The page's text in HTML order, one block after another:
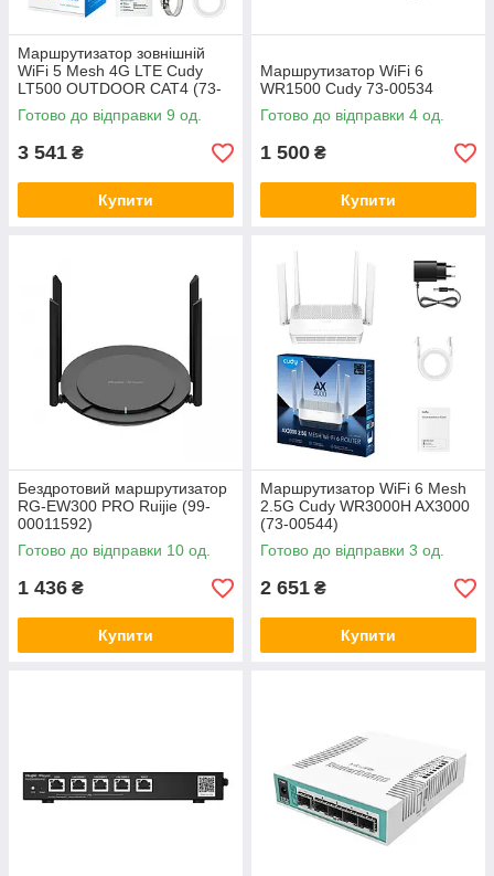
Маршрутизатор зовнішній
WiFi 5 Mesh 4G LTE Cudy
LT500 OUTDOOR CAT4 (73-
00530)
Готово до відправки 9 од.
3 541 ₴
Купити
Маршрутизатор WiFi 6
WR1500 Cudy 73-00534
Готово до відправки 4 од.
1 500 ₴
Купити
Бездротовий маршрутизатор
RG-EW300 PRO Ruijie (99-
00011592)
Готово до відправки 10 од.
1 436 ₴
Купити
Маршрутизатор WiFi 6 Mesh
2.5G Cudy WR3000H AX3000
(73-00544)
Готово до відправки 3 од.
2 651 ₴
Купити